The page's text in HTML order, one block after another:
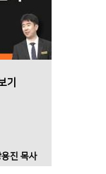
기
진 목사